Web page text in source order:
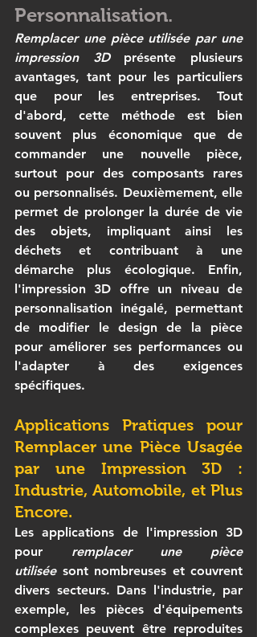
Personnalisation.
Remplacer une pièce utilisée par une
impression 3D présente plusieurs
avantages, tant pour les particuliers
que pour les entreprises. Tout
d'abord, cette méthode est bien
souvent plus économique que de
commander une nouvelle pièce,
surtout pour des composants rares
ou personnalisés. Deuxièmement, elle
permet de prolonger la durée de vie
des objets, impliquant ainsi les
déchets et contribuant à une
démarche plus écologique. Enfin,
l'impression 3D offre un niveau de
personnalisation inégalé, permettant
de modifier le design de la pièce
pour améliorer ses performances ou
l'adapter à des exigences
spécifiques.
Remplacer une Pièce Usagée
par une Impression 3D :
Industrie, Automobile, et Plus
Encore.
Les applications de l'impression 3D
pour remplacer une pièce
utilisée sont nombreuses et couvrent
divers secteurs. Dans l'industrie, par
exemple, les pièces d'équipements
complexes peuvent être reproduites